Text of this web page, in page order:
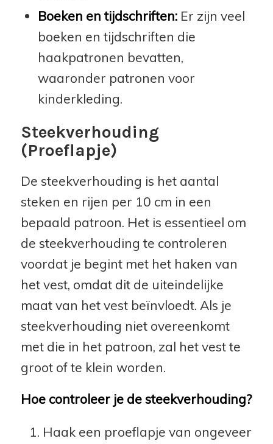
Boeken en tijdschriften:Er zijn veel
boeken en tijdschriften die
haakpatronen bevatten,
waaronder patronen voor
kinderkleding.
Steekverhouding
(Proeflapje)
De steekverhouding is het aantal
steken en rijen per 10 cm in een
bepaald patroon. Het is essentieel om
de steekverhouding te controleren
voordat je begint met het haken van
het vest, omdat dit de uiteindelijke
maat van het vest beïnvloedt. Als je
steekverhouding niet overeenkomt
met die in het patroon, zal het vest te
groot of te klein worden.
Hoe controleer je de steekverhouding?
Haak een proeflapje van ongeveer